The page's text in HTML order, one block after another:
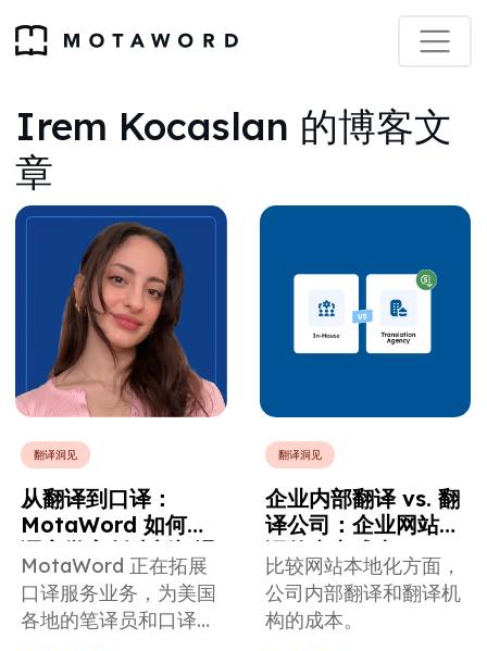
Irem Kocaslan 的博客文
章
翻译洞见
从翻译到口译：
MotaWord 如何为
语言学家创造新机遇
MotaWord 正在拓展
口译服务业务，为美国
各地的笔译员和口译员
翻译洞见
企业内部翻译 vs. 翻
译公司：企业网站翻
译的真实成本
比较网站本地化方面，
公司内部翻译和翻译机
构的成本。